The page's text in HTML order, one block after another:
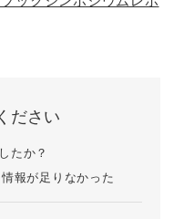
ださい
たか？
情報が足りなかった